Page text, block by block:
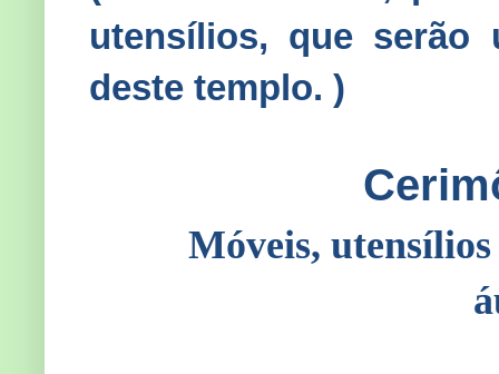
utensílios, que serão
deste templo. )
Móveis,